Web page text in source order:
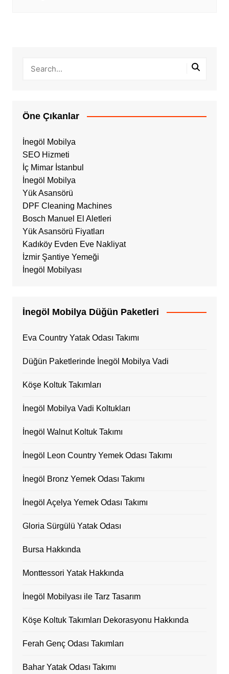
Öne Çıkanlar
İnegöl Mobilya
SEO Hizmeti
İç Mimar İstanbul
İnegöl Mobilya
Yük Asansörü
DPF Cleaning Machines
Bosch Manuel El Aletleri
Yük Asansörü Fiyatları
Kadıköy Evden Eve Nakliyat
İzmir Şantiye Yemeği
İnegöl Mobilyası
İnegöl Mobilya Düğün Paketleri
Eva Country Yatak Odası Takımı
Düğün Paketlerinde İnegöl Mobilya Vadi
Köşe Koltuk Takımları
İnegöl Mobilya Vadi Koltukları
İnegöl Walnut Koltuk Takımı
İnegöl Leon Country Yemek Odası Takımı
İnegöl Bronz Yemek Odası Takımı
İnegöl Açelya Yemek Odası Takımı
Gloria Sürgülü Yatak Odası
Bursa Hakkında
Monttessori Yatak Hakkında
İnegöl Mobilyası ile Tarz Tasarım
Köşe Koltuk Takımları Dekorasyonu Hakkında
Ferah Genç Odası Takımları
Bahar Yatak Odası Takımı